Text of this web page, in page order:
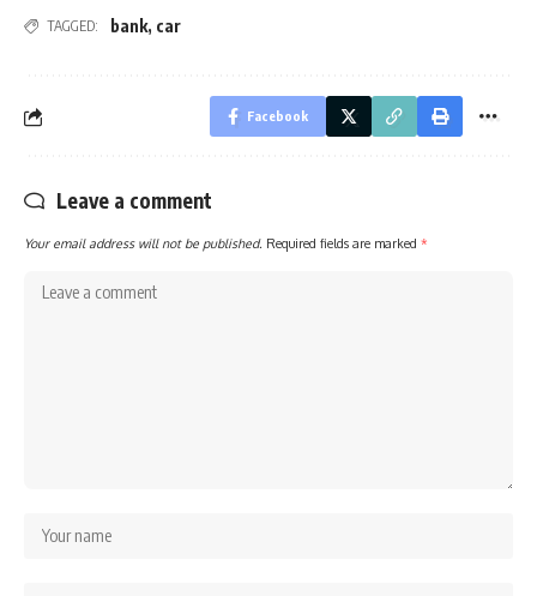
TAGGED: bank, car
Facebook
Leave a comment
Your email address will not be published. Required fields are marked *